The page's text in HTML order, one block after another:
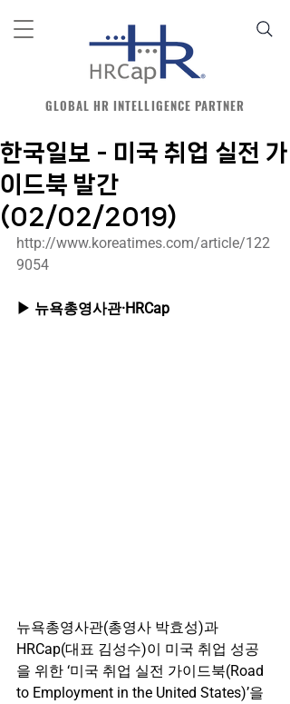
GLOBAL HR INTELLIGENCE PARTNER
한국일보 - 미국 취업 실전 가
이드북 발간
(02/02/2019)
http://www.koreatimes.com/article/122
9054
▶ 뉴욕총영사관·HRCap
뉴욕총영사관(총영사 박효성)과
HRCap(대표 김성수)이 미국 취업 성공
을 위한 ‘미국 취업 실전 가이드북(Road
to Employment in the United States)’을